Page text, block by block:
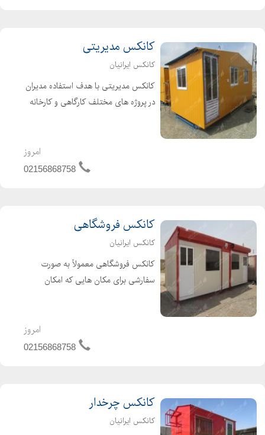
کانکس مدیریتی
کانکس ایرانیان
کانکس مدیریتی با هدف استفاده مدیران
در پروژه های مختلف کارگاهی و کارخانه
بهداشتی می باشد. در ساخت کانکس...
امروز
02156868758
کانکس فروشگاهی
کانکس ایرانیان
کانکس فروشگاهی معمولاً به صورت
سفارشی برای مکان هایی که امکان
رعایت کیفیت و تجهیزات مورد استفاده در
یک فروشگاه این محصول را با ...
امروز
02156868758
کانکس چرخدار
کانکس ایرانیان